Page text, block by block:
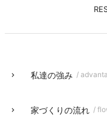
私達の強み /
家づくりの流れ /